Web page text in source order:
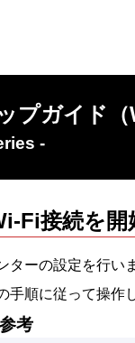
プガイド
-
Fi接続を開
ターの設定を行い
手順に従って操作
参考